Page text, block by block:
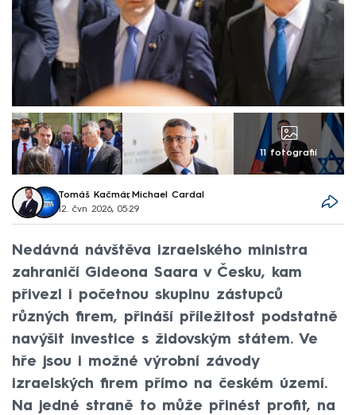
11 fotografií
Tomáš Kačmár, Michael Cardal
12. čvn 2026, 05:29
Nedávná návštěva izraelského ministra
zahraničí Gideona Saara v Česku, kam
přivezl i početnou skupinu zástupců
různých firem, přináší příležitost podstatně
navýšit investice s židovským státem. Ve
hře jsou i možné výrobní závody
izraelských firem přímo na českém území.
Na jedné straně to může přinést profit, na